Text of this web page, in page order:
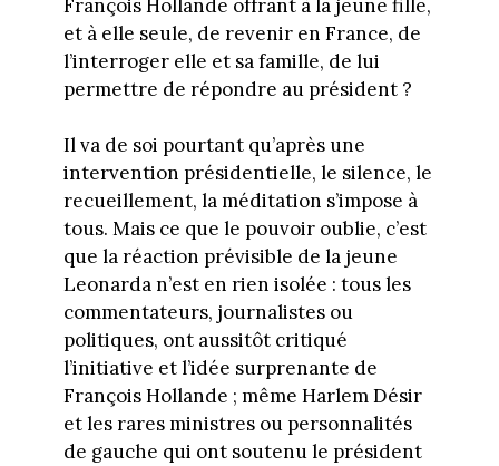
François Hollande offrant à la jeune fille,
et à elle seule, de revenir en France, de
l’interroger elle et sa famille, de lui
permettre de répondre au président ?
Il va de soi pourtant qu’après une
intervention présidentielle, le silence, le
recueillement, la méditation s’impose à
tous. Mais ce que le pouvoir oublie, c’est
que la réaction prévisible de la jeune
Leonarda n’est en rien isolée : tous les
commentateurs, journalistes ou
politiques, ont aussitôt critiqué
l’initiative et l’idée surprenante de
François Hollande ; même Harlem Désir
et les rares ministres ou personnalités
de gauche qui ont soutenu le président